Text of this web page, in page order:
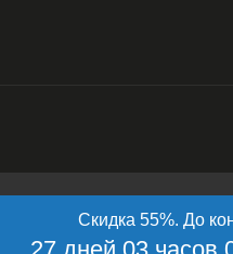
Скидка 55%. До
откуда пришел на сайт
пользователь; ip-адрес) в